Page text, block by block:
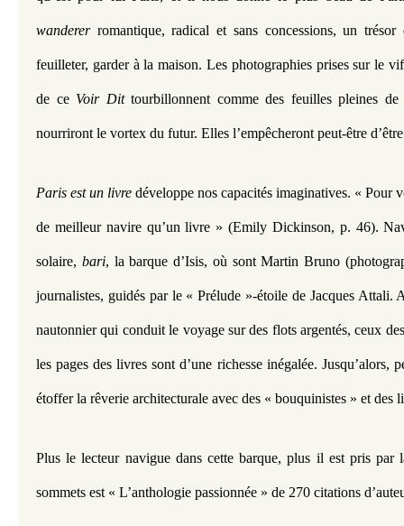
wanderer romantique, radical et sans concessions, un
feuilleter, garder à la maison. Les photographies prises sur le
de ce Voir Dit tourbillonnent comme des feuilles pleines
nourriront le vortex du futur. Elles l’empêcheront peut-être
Paris est un livre développe nos capacités imaginatives. « Pour
de meilleur navire qu’un livre » (Emily Dickinson, p. 46).
solaire, bari, la barque d’Isis, où sont Martin Bruno
journalistes, guidés par le « Prélude »-étoile de Jacques
nautonnier qui conduit le voyage sur des flots argentés, ceux
les pages des livres sont d’une richesse inégalée. Jusqu’alors,
étoffer la rêverie architecturale avec des « bouquinistes » et des
Plus le lecteur navigue dans cette barque, plus il est pris par
sommets est « L’anthologie passionnée » de 270 citations